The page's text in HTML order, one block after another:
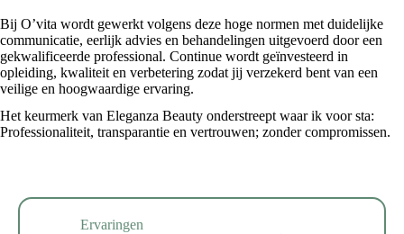
Bij O’vita wordt gewerkt volgens deze hoge normen met duidelijke
communicatie, eerlijk advies en behandelingen uitgevoerd door een
gekwalificeerde professional. Continue wordt geïnvesteerd in
opleiding, kwaliteit en verbetering zodat jij verzekerd bent van een
veilige en hoogwaardige ervaring.
Het keurmerk van Eleganza Beauty onderstreept waar ik voor sta:
Professionaliteit, transparantie en vertrouwen; zonder compromissen.
Ervaringen